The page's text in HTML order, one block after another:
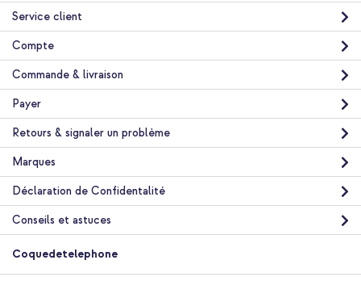
compartiments de rangement - Inclus 2 coloriages - Rose
Livraison gratuite 36,48 €
Acheter
Livraison
gratuite
imoshion Coque tablette Trifold Samsung Galaxy Tab A8 - Lila
Service client
Compte
Commande & livraison
Payer
Retours & signaler un problème
Marques
Déclaration de Confidentalité
Conseils et astuces
Coquedetelephone